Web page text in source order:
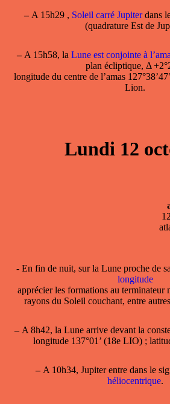
–A 15h29 , Soleil carré Jupiterdans
(quadrature Est de
–A 15h58, la Lune est conjointe à
plan écliptique, Δ
longitude du centre de l’amas
Lion.
Lundi 12
- En fin de nuit, sur la Lune proche de sa
longitude
apprécier les formations au terminateur
rayons du Soleil couchant, entre
–A 8h42, la Lune arrive devant la
longitude 137°01’ (18e LIO) ;
–A 10h34, Jupiter entre dans le
héliocentrique.